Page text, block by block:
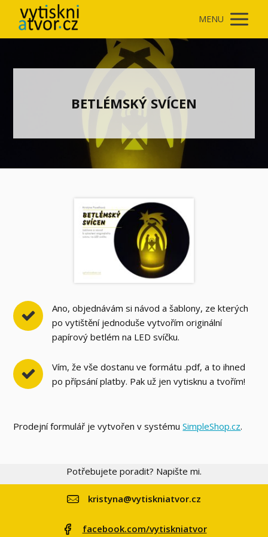
MENU
BETLÉMSKÝ SVÍCEN
Ano, objednávám si návod a šablony, ze kterých
po vytištění jednoduše vytvořím originální
papírový betlém na LED svíčku.
Vím, že vše dostanu ve formátu .pdf, a to ihned
po přípsání platby. Pak už jen vytisknu a tvořím!
Prodejní formulář je vytvořen v systémuSimpleShop.cz.
Potřebujete poradit? Napište mi.
kristyna@vytiskniatvor.cz
facebook.com/vytiskniatvor